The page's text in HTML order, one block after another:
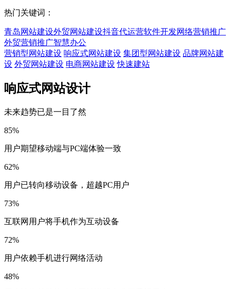
热门关键词：
青岛网站建设外贸网站建设抖音代运营软件开发网络营销推广
外贸营销推广智慧办公
营销型网站建设 响应式网站建设 集团型网站建设 品牌网站建
设 外贸网站建设 电商网站建设 快速建站
响应式网站设计
未来趋势已是一目了然
85%
用户期望移动端与PC端体验一致
62%
用户已转向移动设备，超越PC用户
73%
互联网用户将手机作为互动设备
72%
用户依赖手机进行网络活动
48%